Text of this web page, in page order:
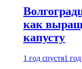
как
капусту
1 год спустя1